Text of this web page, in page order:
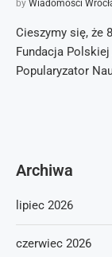
by Wiadomości
Cieszymy się, że
Fundacja
Popularyzator
Archiwa
lipiec 2026
czerwiec 2026